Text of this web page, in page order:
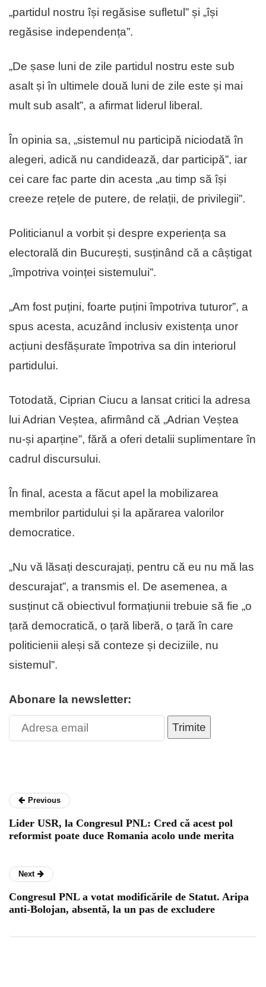
„partidul nostru își regăsise sufletul” și „își
regăsise independența”.
„De șase luni de zile partidul nostru este sub
asalt și în ultimele două luni de zile este și mai
mult sub asalt”, a afirmat liderul liberal.
În opinia sa, „sistemul nu participă niciodată în
alegeri, adică nu candidează, dar participă”, iar
cei care fac parte din acesta „au timp să își
creeze rețele de putere, de relații, de privilegii”.
Politicianul a vorbit și despre experiența sa
electorală din București, susținând că a câștigat
„împotriva voinței sistemului”.
„Am fost puțini, foarte puțini împotriva tuturor”, a
spus acesta, acuzând inclusiv existența unor
acțiuni desfășurate împotriva sa din interiorul
partidului.
Totodată, Ciprian Ciucu a lansat critici la adresa
lui Adrian Veștea, afirmând că „Adrian Veștea
nu-și aparține”, fără a oferi detalii suplimentare în
cadrul discursului.
În final, acesta a făcut apel la mobilizarea
membrilor partidului și la apărarea valorilor
democratice.
„Nu vă lăsați descurajați, pentru că eu nu mă las
descurajat”, a transmis el. De asemenea, a
susținut că obiectivul formațiunii trebuie să fie „o
țară democratică, o țară liberă, o țară în care
politicienii aleși să conteze și deciziile, nu
sistemul”.
Abonare la newsletter:
Trimite
Previous
Lider USR, la Congresul PNL: Cred că acest pol
reformist poate duce Romania acolo unde merita
Next
Congresul PNL a votat modificările de Statut. Aripa
anti-Bolojan, absentă, la un pas de excludere